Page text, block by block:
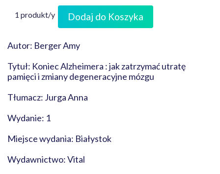
1 produkt/y Dodaj do Koszyka
Autor: Berger Amy
Tytuł: Koniec Alzheimera : jak zatrzymać utratę
pamięci i zmiany degeneracyjne mózgu
Tłumacz: Jurga Anna
Wydanie: 1
Miejsce wydania: Białystok
Wydawnictwo: Vital